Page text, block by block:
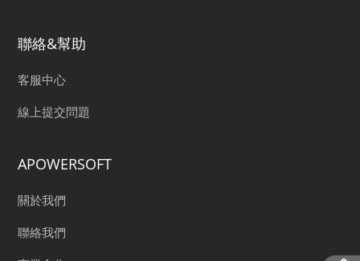
聯絡&幫助
客服中心
線上提交問題
APOWERSOFT
關於我們
聯絡我們